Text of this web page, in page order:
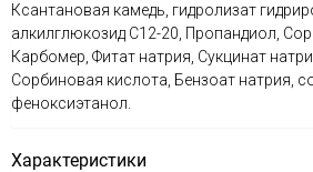
Ксантановая камедь, гидролизат
алкилглюкозид C12-20, Пропандиол,
Карбомер, Фитат натрия, Сукцинат
Сорбиновая кислота, Бензоат натрия,
феноксиэтанол.
Характеристики